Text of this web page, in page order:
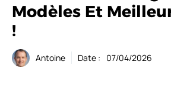
Modèles Et
!
Antoine Date : 07/04/2026